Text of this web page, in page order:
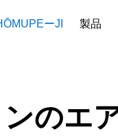
ーJI 製品
のエ